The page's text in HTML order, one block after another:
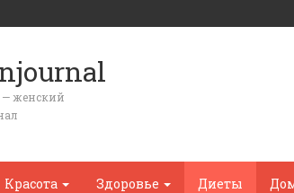
— женский
Красота Здоровье Диеты